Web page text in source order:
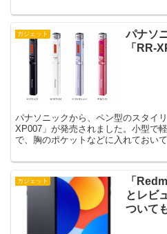
ガジェット
パナソ
「RR-
パナソニックから、ペン型のスタイ
XP007」が発売されました。小型で
で、胸のポケットなどに入れておい
ガジェット
「
とレビ
ついて